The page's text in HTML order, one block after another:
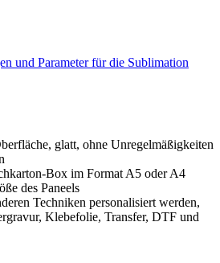
und Parameter für die Sublimation
glatt, ohne Unregelmäßigkeiten
Box im Format A5 oder A4
des Paneels
Techniken personalisiert werden,
, Klebefolie, Transfer, DTF und